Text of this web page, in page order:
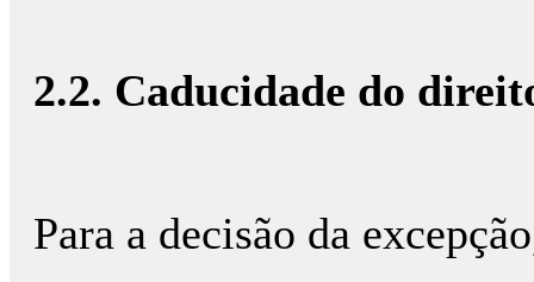
2.2. Caducidade do
Para a decisão da